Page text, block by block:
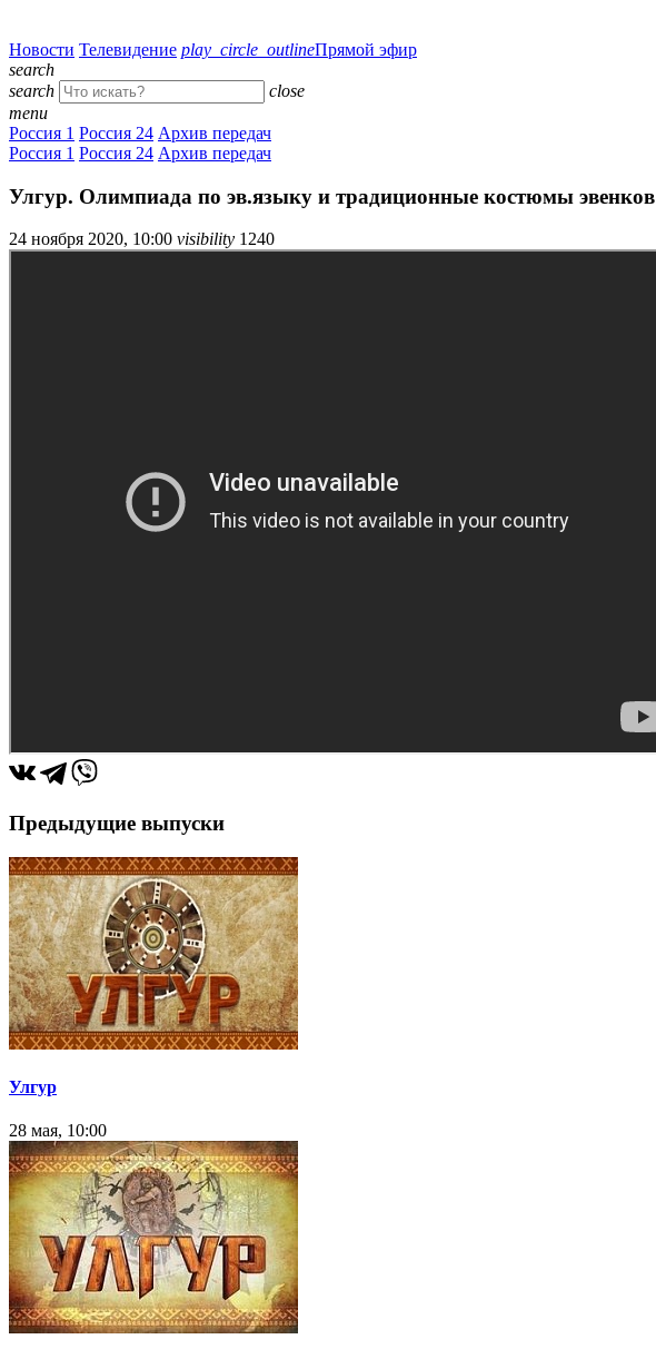
Новости Телевидение play_circle_outlineПрямой эфир
search
search
close
menu
Россия 1 Россия 24 Архив передач
Россия 1 Россия 24 Архив передач
Улгур. Олимпиада по эв.языку и традиционные костюмы эвенков
24 ноября 2020, 10:00 visibility 1240
Предыдущие выпуски
Улгур
28 мая, 10:00